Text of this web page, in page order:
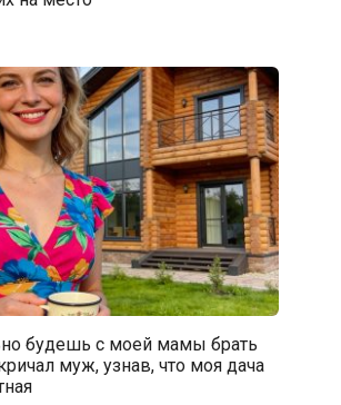
будешь с моей мамы брать
муж, узнав, что моя дача